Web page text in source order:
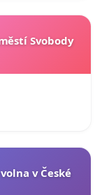
Svobody
v České